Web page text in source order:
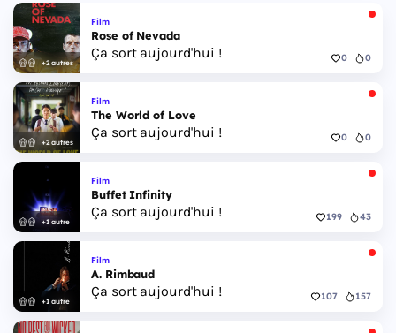
+2 autres
Film
Rose of Nevada
Ça sort aujourd'hui ! 0 0
+2 autres
Film
The World of Love
Ça sort aujourd'hui ! 0 0
+1 autre
Film
Buffet Infinity
Ça sort aujourd'hui ! 199 43
+1 autre
Film
A. Rimbaud
Ça sort aujourd'hui ! 107 157